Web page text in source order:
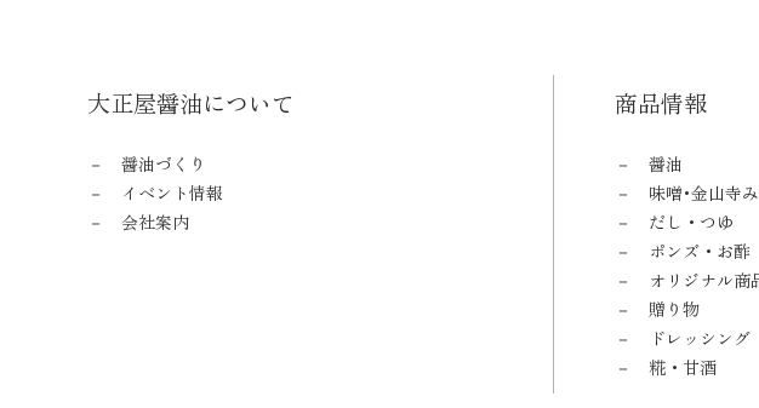
大正屋醤油について
醤油づくり
イベント情報
会社案内
商品情報
醤油
味噌･金山寺
だし・つゆ
ポンズ・お酢
オリジナル商
贈り物
ドレッシング
糀・甘酒